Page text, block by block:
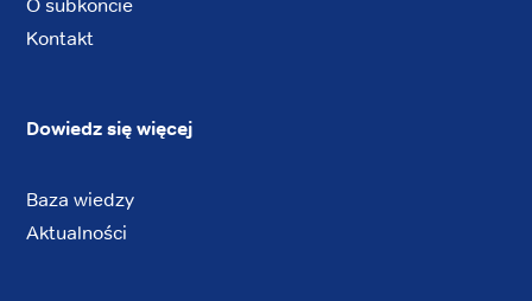
Kontakt
Dowiedz się więcej
Baza wiedzy
Aktualności